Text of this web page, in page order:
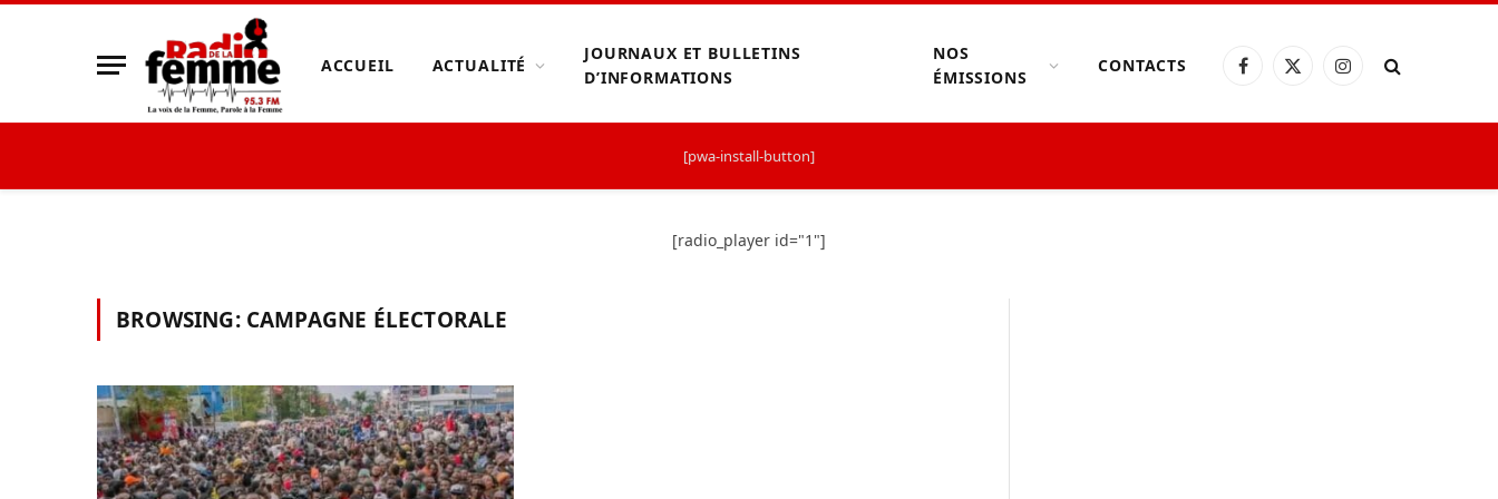
ACCUEIL ACTUALITÉ
JOURNAUX ET BULLETINS
D’INFORMATIONS
NOS
ÉMISSIONS
CONTACTS Facebook
X
Instagram
[pwa-install-button]
[radio_player id="1"]
BROWSING: CAMPAGNE ÉLECTORALE